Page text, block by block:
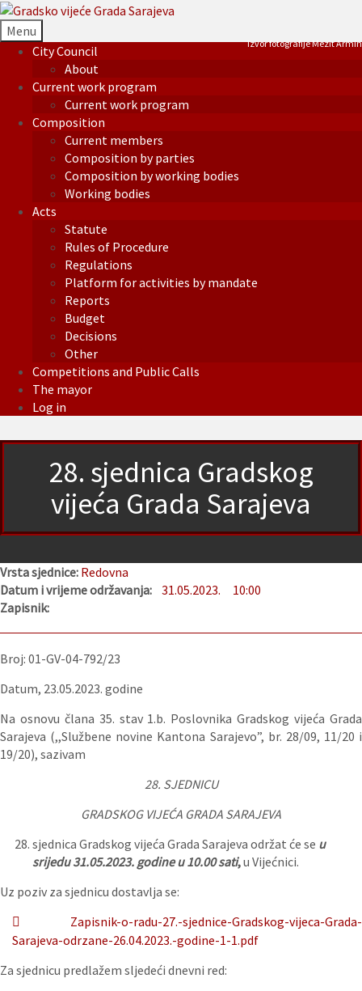
Menu
City Council
About
Current work program
Current work program
Composition
Current members
Composition by parties
Composition by working bodies
Working bodies
Acts
Statute
Rules of Procedure
Regulations
Platform for activities by mandate
Reports
Budget
Decisions
Other
Competitions and Public Calls
The mayor
Log in
Izvor fotografije Mezit Armin
28. sjednica Gradskog
vijeća Grada Sarajeva
Vrsta sjednice: Redovna
Datum i vrijeme održavanja: 31.05.2023.
10:00
Zapisnik:
Broj: 01-GV-04-792/23
Datum, 23.05.2023. godine
Na osnovu člana 35. stav 1.b. Poslovnika Gradskog vijeća Grada
Sarajeva (,,Službene novine Kantona Sarajevo”, br. 28/09, 11/20 i
19/20), sazivam
28. SJEDNICU
GRADSKOG VIJEĆA GRADA SARAJEVA
sjednica Gradskog vijeća Grada Sarajeva održat će se u
srijedu 31.05.2023. godine u 10.00 sati,u Vijećnici.
Uz poziv za sjednicu dostavlja se:
Zapisnik-o-radu-27.-sjednice-Gradskog-vijeca-Grada-
Sarajeva-odrzane-26.04.2023.-godine-1-1.pdf
Za sjednicu predlažem sljedeći dnevni red: